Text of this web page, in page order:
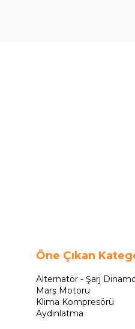
Öne Çıkan
Alternatör - Şarj
Marş Motoru
Klima Kompresörü
Aydınlatma